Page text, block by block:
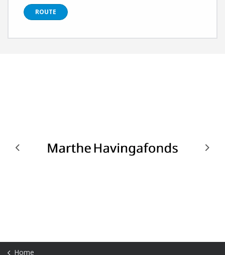
ROUTE
Previous Next
Home